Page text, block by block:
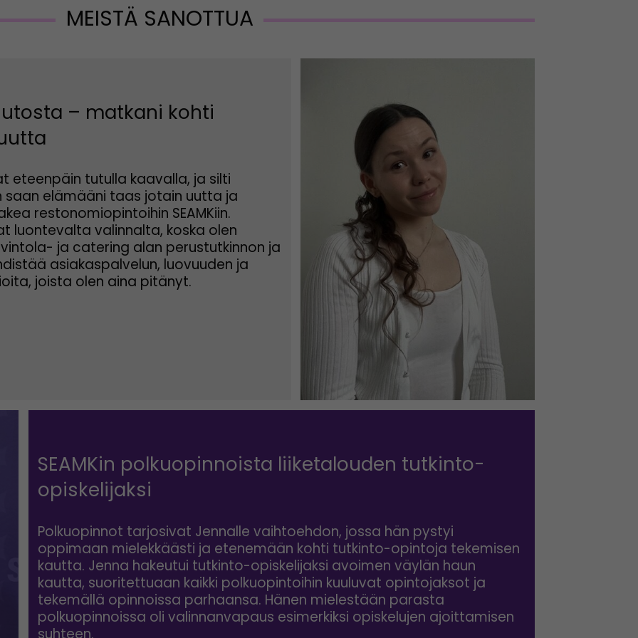
MEISTÄ SANOTTUA
– matkani kohti
eteenpäin tutulla kaavalla, ja silti
saan elämääni taas jotain uutta ja
restonomiopintoihin SEAMKiin.
luontevalta valinnalta, koska olen
ja catering alan perustutkinnon ja
asiakaspalvelun, luovuuden ja
joista olen aina pitänyt.
SEAMKin polkuopinnoista liiketalouden tutkinto-
opiskelijaksi
Polkuopinnot tarjosivat Jennalle vaihtoehdon, jossa hän pystyi
oppimaan mielekkäästi ja etenemään kohti tutkinto-opintoja tekemisen
kautta. Jenna hakeutui tutkinto-opiskelijaksi avoimen väylän haun
kautta, suoritettuaan kaikki polkuopintoihin kuuluvat opintojaksot ja
tekemällä opinnoissa parhaansa. Hänen mielestään parasta
polkuopinnoissa oli valinnanvapaus esimerkiksi opiskelujen ajoittamisen
suhteen.